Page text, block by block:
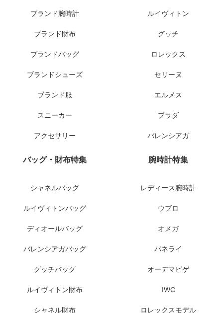
ブランド腕時計
ブランド財布
ブランドバッグ
ブランドシューズ
ブランド服
スニーカー
アクセサリー
ルイヴィトン
グッチ
ロレックス
セリーヌ
エルメス
プラダ
バレンシアガ
バッグ・財布特集
シャネルバッグ
ルイヴィトンバッグ
ディオールバッグ
バレンシアガバッグ
グッチバッグ
ルイヴィトン財布
シャネル財布
腕時計特集
レディース腕時計
ウブロ
オメガ
パネライ
オーデマピゲ
IWC
ロレックスモデル